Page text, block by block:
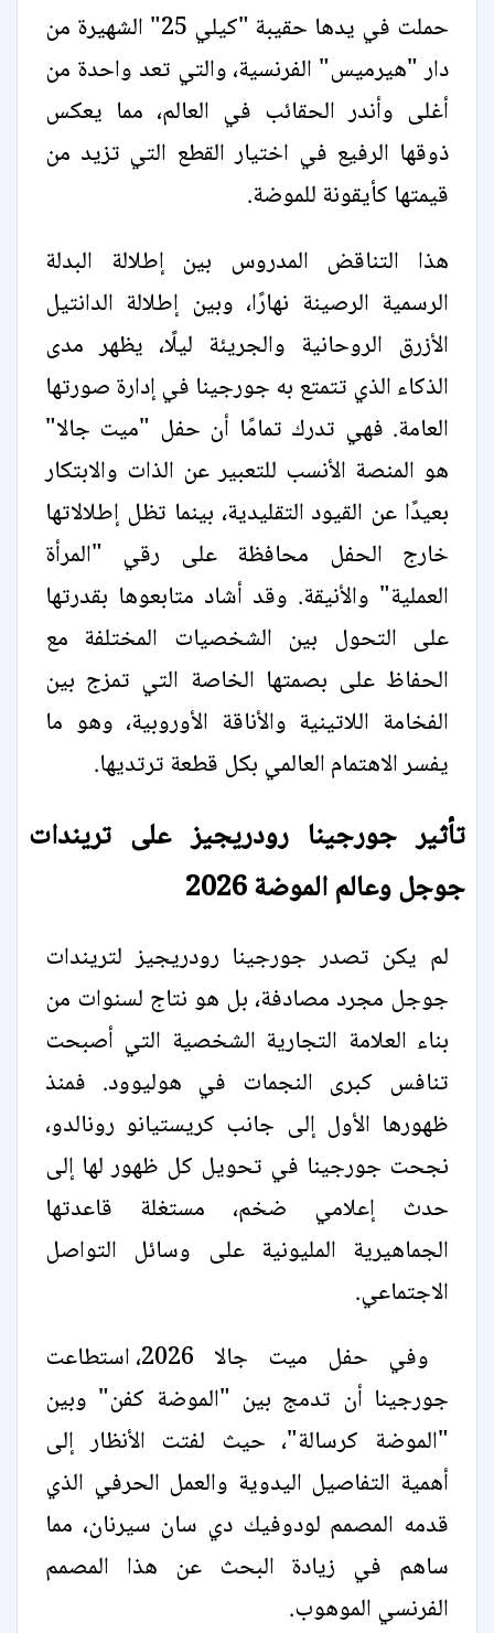
حملت في يدها حقيبة "كيلي 25" الشهيرة من
دار "هيرميس" الفرنسية، والتي تعد واحدة من
أغلى وأندر الحقائب في العالم، مما يعكس
ذوقها الرفيع في اختيار القطع التي تزيد من
قيمتها كأيقونة للموضة.
هذا التناقض المدروس بين إطلالة البدلة
الرسمية الرصينة نهارًا، وبين إطلالة الدانتيل
الأزرق الروحانية والجريئة ليلًا، يظهر مدى
الذكاء الذي تتمتع به جورجينا في إدارة صورتها
العامة. فهي تدرك تمامًا أن حفل "ميت جالا"
هو المنصة الأنسب للتعبير عن الذات والابتكار
بعيدًا عن القيود التقليدية، بينما تظل إطلالاتها
خارج الحفل محافظة على رقي "المرأة
العملية" والأنيقة. وقد أشاد متابعوها بقدرتها
على التحول بين الشخصيات المختلفة مع
الحفاظ على بصمتها الخاصة التي تمزج بين
الفخامة اللاتينية والأناقة الأوروبية، وهو ما
يفسر الاهتمام العالمي بكل قطعة ترتديها.
تأثير جورجينا رودريجيز على تريندات
جوجل وعالم الموضة 2026
لم يكن تصدر جورجينا رودريجيز لتريندات
جوجل مجرد مصادفة، بل هو نتاج لسنوات من
بناء العلامة التجارية الشخصية التي أصبحت
تنافس كبرى النجمات في هوليوود. فمنذ
ظهورها الأول إلى جانب كريستيانو رونالدو،
نجحت جورجينا في تحويل كل ظهور لها إلى
حدث إعلامي ضخم، مستغلة قاعدتها
الجماهيرية المليونية على وسائل التواصل
الاجتماعي.
وفي حفل ميت جالا 2026، استطاعت
جورجينا أن تدمج بين "الموضة كفن" وبين
"الموضة كرسالة"، حيث لفتت الأنظار إلى
أهمية التفاصيل اليدوية والعمل الحرفي الذي
قدمه المصمم لودوفيك دي سان سيرنان، مما
ساهم في زيادة البحث عن هذا المصمم
الفرنسي الموهوب.